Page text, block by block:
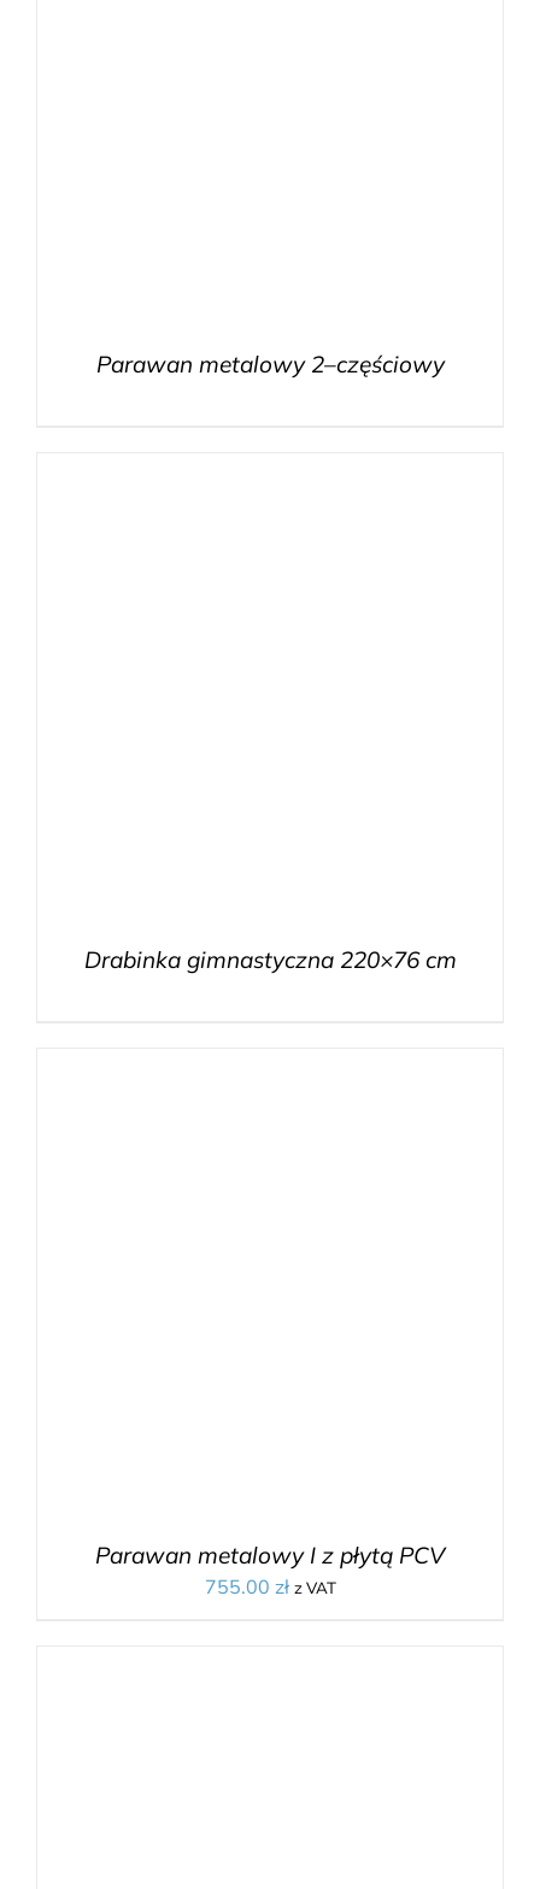
Parawan metalowy 2–częściowy
Drabinka gimnastyczna 220×76 cm
Parawan metalowy I z płytą PCV
755.00 zł z VAT